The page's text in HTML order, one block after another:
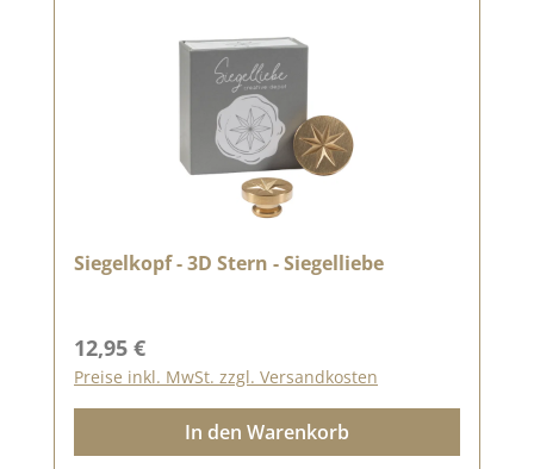
Siegelkopf - 3D Stern - Siegelliebe
Regulärer Preis:
12,95 €
Preise inkl. MwSt. zzgl. Versandkosten
In den Warenkorb